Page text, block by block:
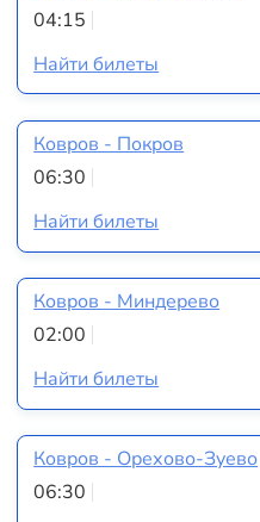
04:15
Найти билеты
Ковров - Покров
06:30
Найти билеты
Ковров - Миндерево
02:00
Найти билеты
Ковров - Орехово-Зуево
06:30